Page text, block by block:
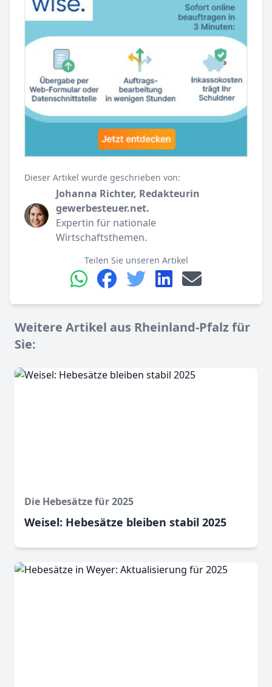
Dieser Artikel wurde geschrieben von:
Johanna Richter, Redakteurin
gewerbesteuer.net.
Expertin für nationale
Wirtschaftsthemen.
Teilen Sie unseren Artikel
Weitere Artikel aus Rheinland-Pfalz für
Sie:
Die Hebesätze für 2025
Weisel: Hebesätze bleiben stabil 2025